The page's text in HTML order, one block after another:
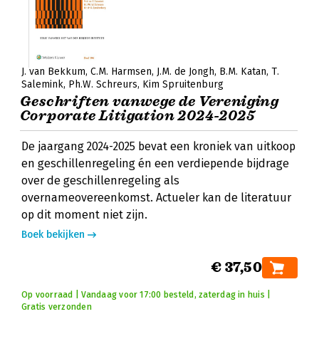
J. van Bekkum C.M. Harmsen J.M. de Jongh B.M. Katan T.
Salemink Ph.W. Schreurs Kim Spruitenburg
Geschriften vanwege de Vereniging
Corporate Litigation 2024-2025
De jaargang 2024-2025 bevat een kroniek van uitkoop
en geschillenregeling én een verdiepende bijdrage
over de geschillenregeling als
overnameovereenkomst. Actueler kan de literatuur
op dit moment niet zijn.
Boek bekijken
€ 37,50
Op voorraad | Vandaag voor 17:00 besteld, zaterdag in huis |
Gratis verzonden